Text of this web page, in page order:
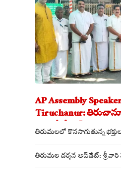
AP Assembly
Tiruchanur:
అసెంబ్లీ స్పీకర్..
అయ్యన్నపాత్రుడు!
తిరుమలలో కొనసాగుతున్న
తిరుమల దర్శన అప్‌డేట్: